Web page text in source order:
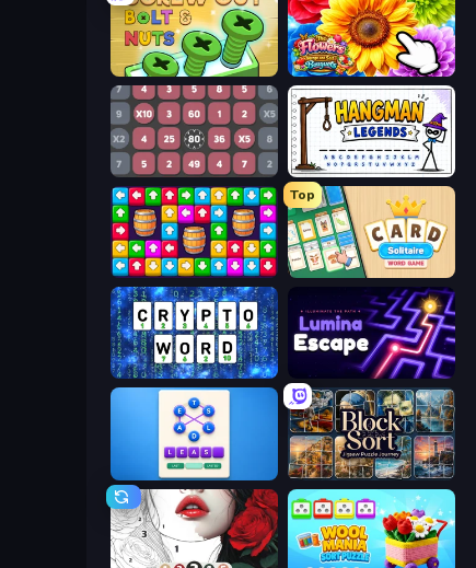
Screw Out: Bolts and Nuts The Flowers Merge and Sell Bouquets
Get 1000 Hangman Legends
Tap Away Story
Top
Cryptoword Lumina Escape
Ahagram Block Sort - Jigsaw Puzzle Journey